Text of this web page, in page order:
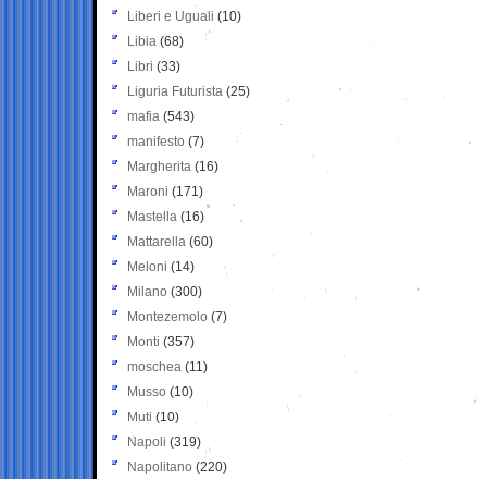
Liberi e Uguali (10)
Libia (68)
Libri (33)
Liguria Futurista (25)
mafia (543)
manifesto (7)
Margherita (16)
Maroni (171)
Mastella (16)
Mattarella (60)
Meloni (14)
Milano (300)
Montezemolo (7)
Monti (357)
moschea (11)
Musso (10)
Muti (10)
Napoli (319)
Napolitano (220)